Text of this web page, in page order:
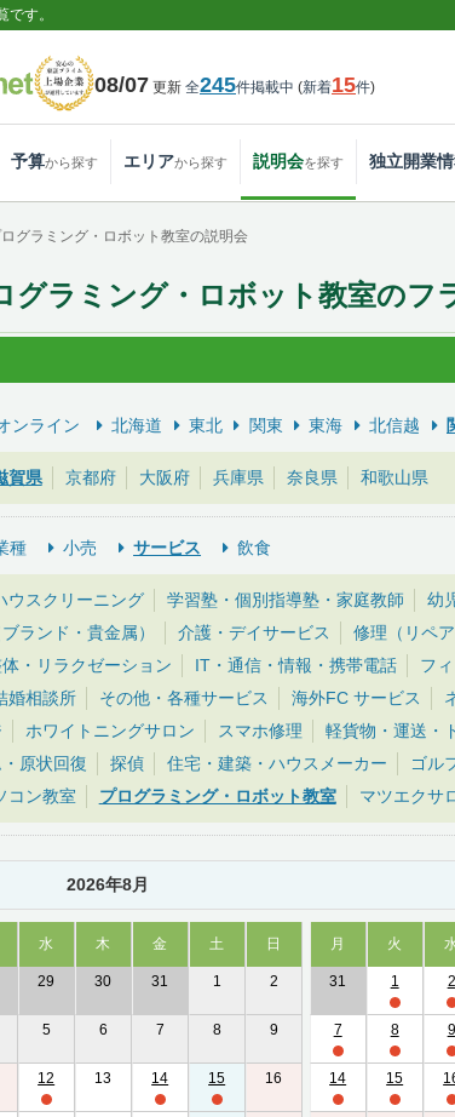
す。
08/07 更新 全245件掲載中 (新着15件)
予算から探す エリアから探す 説明会を探す 独立開業
グラミング・ロボット教室の説明会
グラミング・ロボット教室のフ
ンライン 北海道 東北 関東 東海 北信越
賀県 京都府 大阪府 兵庫県 奈良県 和歌山県
種 小売 サービス 飲食
ウスクリーニング 学習塾・個別指導塾・家庭教師 幼
ランド・貴金属）
介護・デイサービス
修理（リペ
・リラクゼーション
IT・通信・情報・携帯電話 フ
婚相談所 その他・各種サービス 海外FC サービス
ホワイトニングサロン スマホ修理 軽貨物・運送・
原状回復
探偵 住宅・建築・ハウスメーカー ゴル
コン教室 プログラミング・ロボット教室 マツエクサ
2026年8月
水 木 金 土 日
29 30 31 1 2
5 6 7 8 9
12 13 14 15 16
月 火
31 1 2
7 8 9
14 15